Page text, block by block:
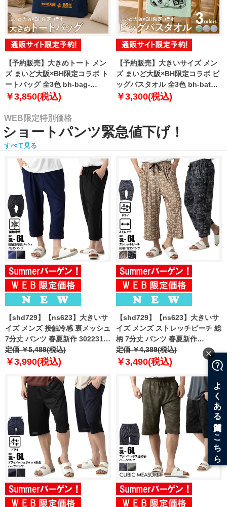
【予約販売】大きめトート メン
ズ まいど大阪×BH限定コラボ ト
ートバッグ 全3色 bh-bag-
sumo999【10月下旬発送予定】
￥3,850(税込)
【予約販売】大きいサイズ メン
ズ まいど大阪×BH限定コラボ ビ
ッグバスタオル 全3色 bh-bath-
sumo999【10月下旬発送予定】
￥3,300(税込)
WEB限定特別価格
ショートパンツ緊急値下げ！
すべて見る
【shd729】【ns623】大きいサ
イズ メンズ 接触冷感 裏メッシュ
7分丈 パンツ 春夏新作 302231az
【fre】
定価 ￥5,489(税込)
￥3,990(税込)
【shd729】【ns623】大きいサ
イズ メンズ ストレッチピーチ 総
柄 7分丈 パンツ 春夏新作
302249az 【fre】
定価 ￥4,389(税込)
￥3,490(税込)